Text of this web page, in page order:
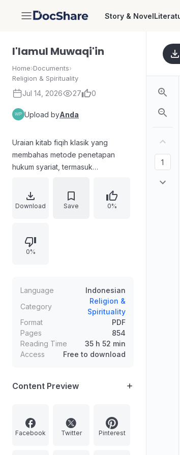
DocShare Story & Novel
I'lamul Muwaqi'in
Home›Documents›
Religion & Spirituality
Jul 14, 2026 27 0
Upload byAnda
Uraian kitab fiqih klasik yang
membahas metode penetapan
hukum syariat, termasuk
dan bentuk-bentuknya, ijtihad, ijma',
istishhab, serta pemahaman nash
dan kontekstualis, argumentasi
kekuatan dalil, serta contoh
Download Save 0%
0%
Language
Indonesian
Category
Religion &
Spirituality
Format
PDF
Pages
854
Reading Time
35 h 52 min
Access
Free to download
Content Preview
Facebook Twitter Pinterest